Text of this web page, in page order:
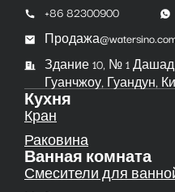
+86 82300900
Здание 10, № 1
Гуанчжоу, Гуандун,
Кухня
Кран
Раковина
Ванная комната
Смесители для